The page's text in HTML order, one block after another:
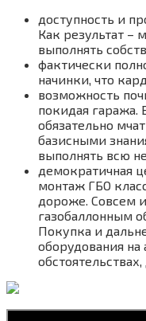
доступность и
Как результат –
выполнять
фактически
начинки, что
возможность
покидая гаража.
обязательно
базисными
выполнять всю
демократичная
монтаж ГБО
дороже. Совсем
газобаллонным
Покупка и
оборудования